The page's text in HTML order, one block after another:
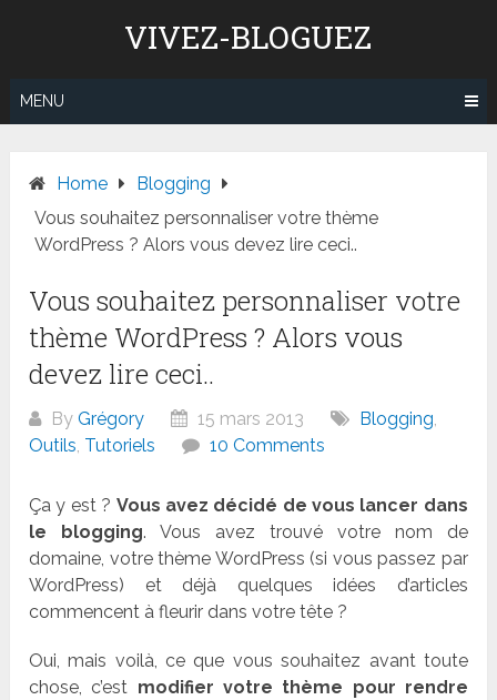
VIVEZ-BLOGUEZ
MENU
Home
Blogging
Vous souhaitez personnaliser votre thème
WordPress ? Alors vous devez lire ceci..
Vous souhaitez personnaliser votre
thème WordPress ? Alors vous
devez lire ceci..
ByGrégory 15 mars 2013 Blogging,
Outils, Tutoriels 10 Comments
Ça y est ? Vous avez décidé de vous lancer dans
le blogging. Vous avez trouvé votre nom de
domaine, votre thème WordPress (si vous passez par
WordPress) et déjà quelques idées d’articles
commencent à fleurir dans votre tête ?
Oui, mais voilà, ce que vous souhaitez avant toute
chose, c’est modifier votre thème pour rendre